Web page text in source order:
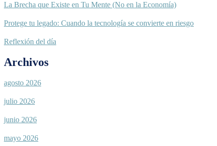
La Brecha que Existe en Tu Mente (No en la Economía)
Protege tu legado: Cuando la tecnología se convierte en riesgo
Reflexión del día
Archivos
agosto 2026
julio 2026
junio 2026
mayo 2026